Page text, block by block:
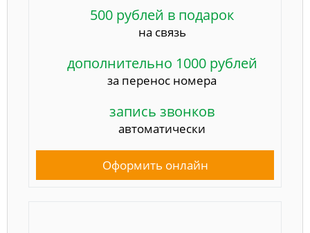
500 рублей в подарок
на связь
дополнительно 1000 рублей
за перенос номера
запись звонков
автоматически
Оформить онлайн